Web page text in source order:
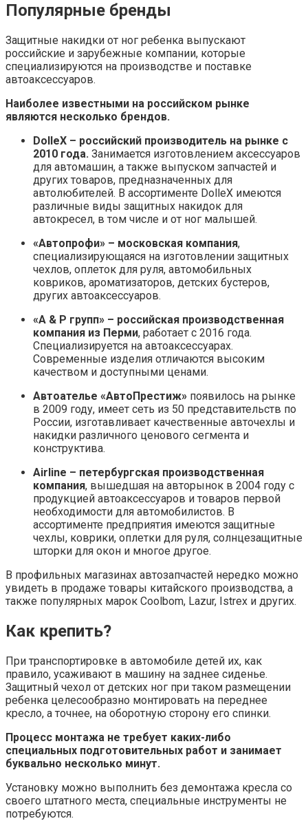
Популярные бренды
Защитные накидки от ног ребенка выпускают
российские и зарубежные компании, которые
специализируются на производстве и поставке
автоаксессуаров.
Наиболее известными на российском рынке
являются несколько брендов.
DolleX – российский производитель на рынке с
2010 года. Занимается изготовлением аксессуаров
для автомашин, а также выпуском запчастей и
других товаров, предназначенных для
автолюбителей. В ассортименте DolleX имеются
различные виды защитных накидок для
автокресел, в том числе и от ног малышей.
«Автопрофи» – московская компания,
специализирующаяся на изготовлении защитных
чехлов, оплеток для руля, автомобильных
ковриков, ароматизаторов, детских бустеров,
других автоаксессуаров.
«A & P групп» – российская производственная
компания из Перми, работает с 2016 года.
Специализируется на автоаксессуарах.
Современные изделия отличаются высоким
качеством и доступными ценами.
Автоателье «АвтоПрестиж» появилось на рынке
в 2009 году, имеет сеть из 50 представительств по
России, изготавливает качественные авточехлы и
накидки различного ценового сегмента и
конструктива.
Airline – петербургская производственная
компания, вышедшая на авторынок в 2004 году с
продукцией автоаксессуаров и товаров первой
необходимости для автомобилистов. В
ассортименте предприятия имеются защитные
чехлы, коврики, оплетки для руля, солнцезащитные
шторки для окон и многое другое.
В профильных магазинах автозапчастей нередко можно
увидеть в продаже товары китайского производства, а
также популярных марок Coolbom, Lazur, Istrex и других.
Как крепить?
При транспортировке в автомобиле детей их, как
правило, усаживают в машину на заднее сиденье.
Защитный чехол от детских ног при таком размещении
ребенка целесообразно монтировать на переднее
кресло, а точнее, на оборотную сторону его спинки.
Процесс монтажа не требует каких-либо
специальных подготовительных работ и занимает
буквально несколько минут.
Установку можно выполнить без демонтажа кресла со
своего штатного места, специальные инструменты не
потребуются.